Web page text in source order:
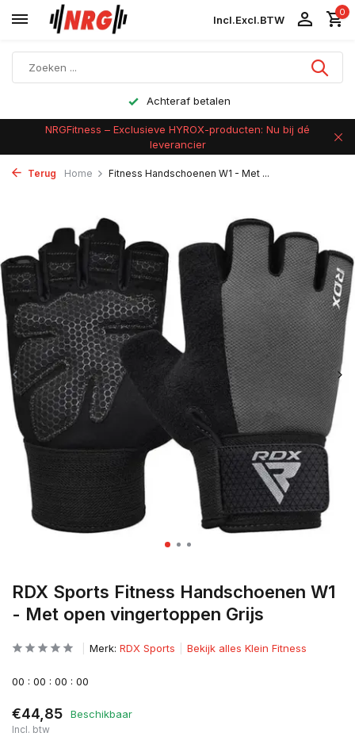
Incl.Excl.BTW
0
Achteraf betalen
NRGFitness – Exclusieve HYROX-producten: Nu bij dé
leverancier
Terug Home Fitness Handschoenen W1 - Met ...
RDX Sports Fitness Handschoenen W1
- Met open vingertoppen Grijs
Merk: RDX Sports Bekijk alles Klein Fitness
00 : 00 : 00 : 00
€44,85 Beschikbaar
Incl. btw